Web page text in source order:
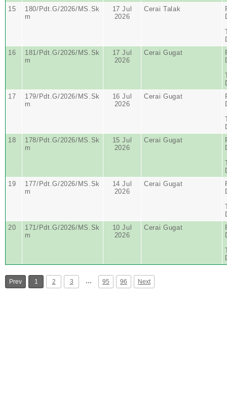
15
180/Pdt.G/2026/MS.Sk
m
17 Jul
2026
Cerai Talak
16
181/Pdt.G/2026/MS.Sk
m
17 Jul
2026
Cerai Gugat
17
179/Pdt.G/2026/MS.Sk
m
16 Jul
2026
Cerai Gugat
18
178/Pdt.G/2026/MS.Sk
m
15 Jul
2026
Cerai Gugat
19
177/Pdt.G/2026/MS.Sk
m
14 Jul
2026
Cerai Gugat
20
171/Pdt.G/2026/MS.Sk
m
10 Jul
2026
Cerai Gugat
Prev 1 2 3 … 95 96 Next